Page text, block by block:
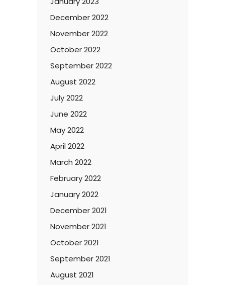
December 2022
November 2022
October 2022
September 2022
August 2022
July 2022
June 2022
May 2022
April 2022
March 2022
February 2022
January 2022
December 2021
November 2021
October 2021
September 2021
August 2021